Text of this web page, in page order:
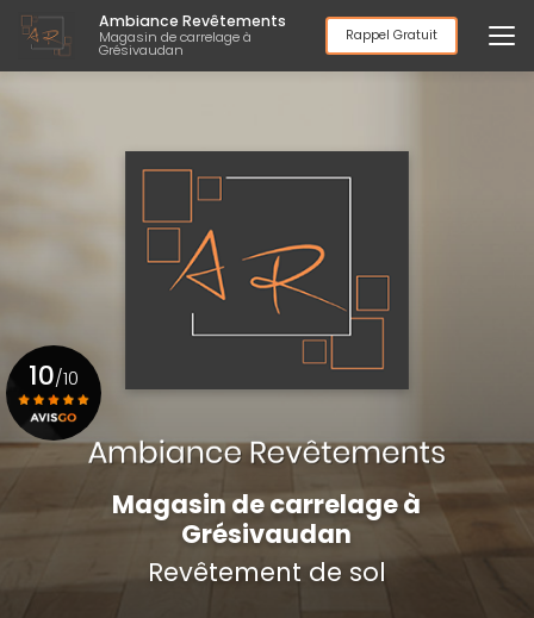
Aller
au
contenu
principal
Ambiance Revêtements
Magasin de carrelage à
Grésivaudan
Rappel Gratuit
Magasin de carrelage à
Grésivaudan
Revêtement de sol
10/10
Voir le certificat